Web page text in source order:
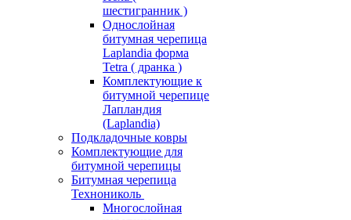
шестигранник )
Однослойная
битумная черепица
Laplandia форма
Tetra ( дранка )
Комплектующие к
битумной черепице
Лапландия
(Laplandia)
Подкладочные ковры
Комплектующие для
битумной черепицы
Битумная черепица
Технониколь
Многослойная